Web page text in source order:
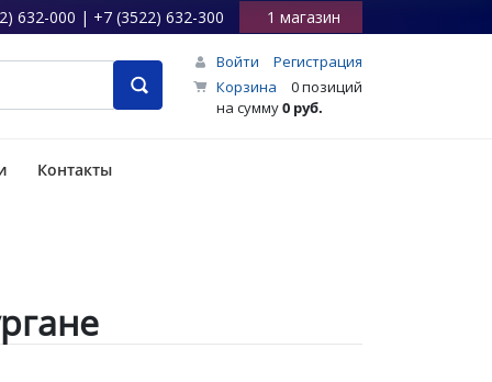
632-000 | +7 (3522) 632-300 1 магазин
Войти
Регистрация
Корзина
0 позиций
на сумму0 руб.
Контакты